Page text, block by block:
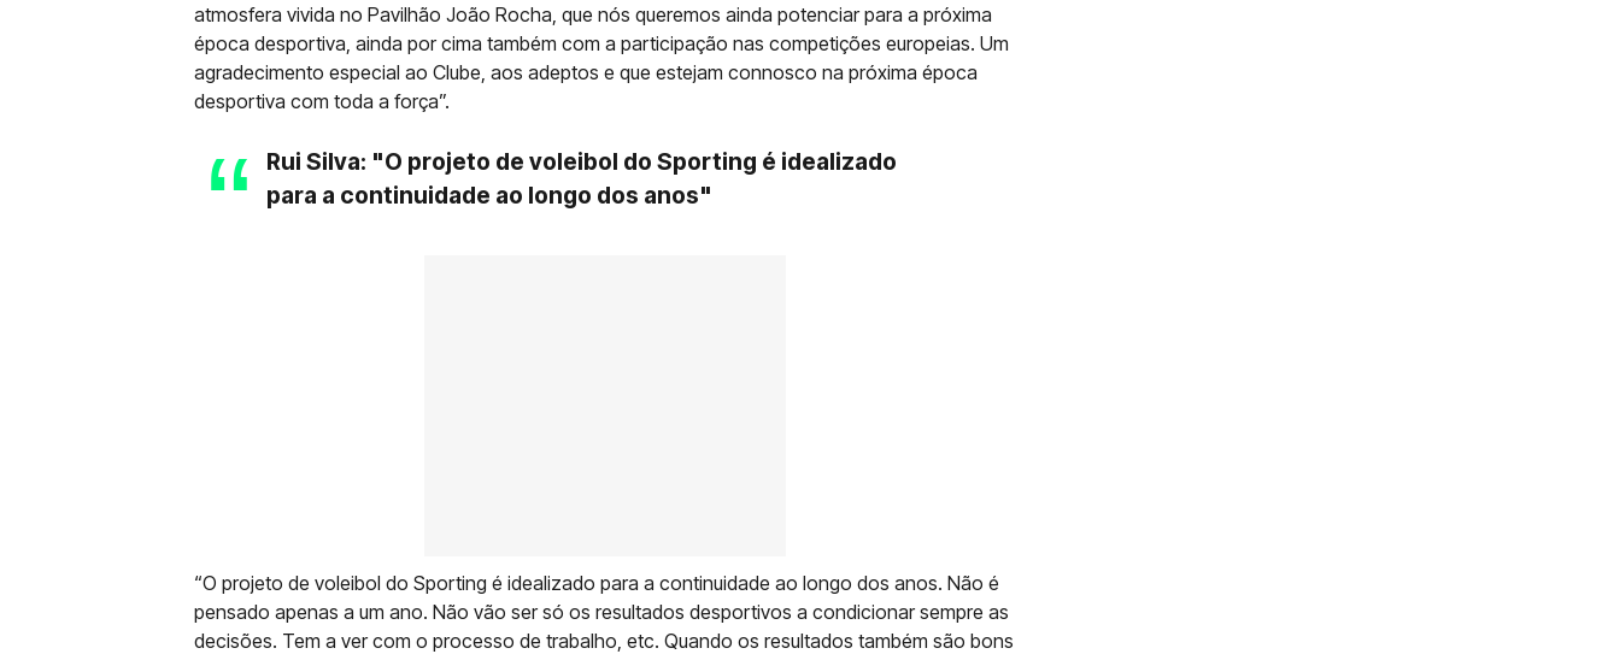
atmosfera vivida no Pavilhão João Rocha, que nós queremos ainda potenciar para a próxima
época desportiva, ainda por cima também com a participação nas competições europeias. Um
agradecimento especial ao Clube, aos adeptos e que estejam connosco na próxima época
desportiva com toda a força”.
Rui Silva: "O projeto de voleibol do Sporting é idealizado
para a continuidade ao longo dos anos"
“O projeto de voleibol do Sporting é idealizado para a continuidade ao longo dos anos. Não é
pensado apenas a um ano. Não vão ser só os resultados desportivos a condicionar sempre as
decisões. Tem a ver com o processo de trabalho, etc. Quando os resultados também são bons